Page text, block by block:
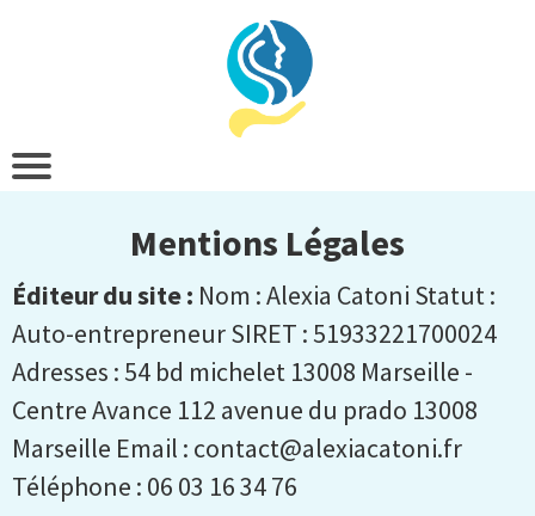
Mentions Légales
Éditeur du site : Nom : Alexia Catoni Statut :
Auto-entrepreneur SIRET : 51933221700024
Adresses : 54 bd michelet 13008 Marseille -
Centre Avance 112 avenue du prado 13008
Marseille Email : contact@alexiacatoni.fr
Téléphone : 06 03 16 34 76